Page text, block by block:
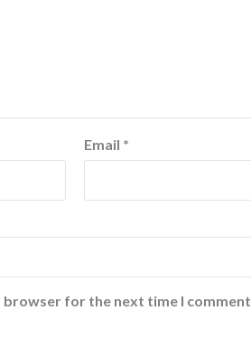
Email *
browser for the next time I comment.